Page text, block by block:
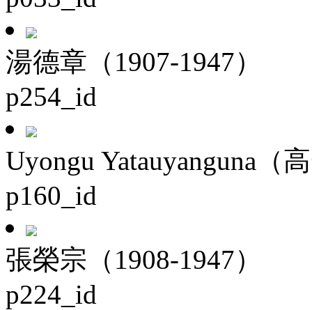
湯德章（1907-1947）
p254_id
Uyongu Yatauyanguna（
p160_id
張榮宗（1908-1947）
p224_id